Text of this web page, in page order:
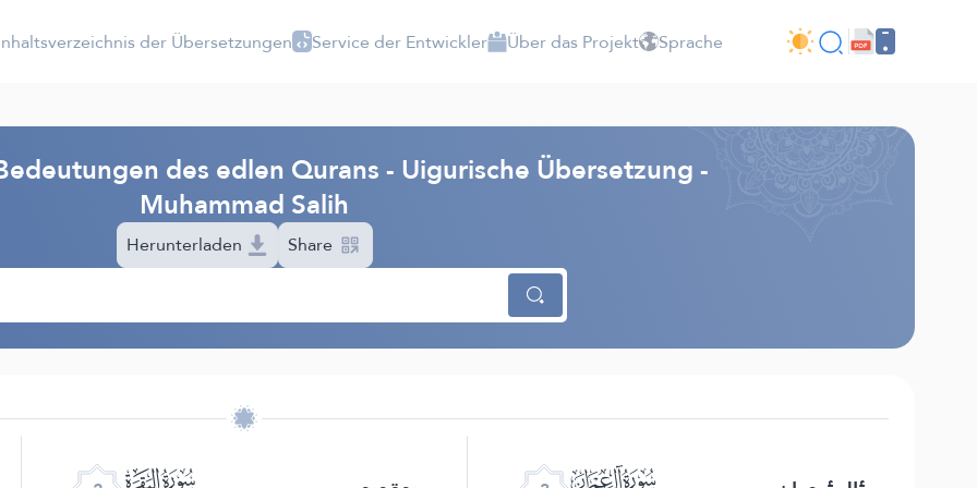
der Übersetzungen Service der Entwickler Über das Projekt Sprache
des edlen Qurans - Uigurische Übersetzung -
Muhammad Salih
Herunterladen Share